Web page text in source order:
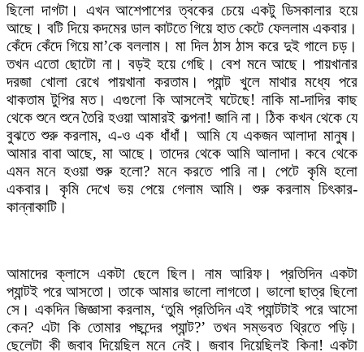
ছিলো দাগটা। এখন আশেপাশের ত্বকের চেয়ে একটু ডিসকালার হয়ে
আছে। বটি দিয়ে কদমের ডাল কাটতে গিয়ে হাত কেটে ফেললাম একবার।
কেঁদে কেঁদে গিয়ে মা’কে বললাম। মা দিল ঠাস ঠাস করে দুই গালে চড়।
তখন এতো ছোটো না। বড়ই হয়ে গেছি। বেশ মনে আছে। পায়খানার
দরজা খোলা রেখে পায়খানা করতাম। প্যান্ট খুলে মাথার মধ্যে পরে
থাকতাম টুপির মত। এগুলো কি আসলেই ঘটেছে! নাকি মা-দাদির কাছ
থেকে শুনে শুনে তৈরি হওয়া আমারই কল্পনা! জানি না। ঠিক কখন থেকে যে
বুঝতে শুরু করলাম, এ-ও এক ধাঁধাঁ। আমি যে একজন আলাদা মানুষ।
আমার বাবা আছে, মা আছে। তাদের থেকে আমি আলাদা। কবে থেকে
এমন মনে হওয়া শুরু হলো? মনে করতে পারি না। পেটে কৃমি হলো
একবার। কৃমি দেখে ভয় পেয়ে গেলাম আমি। শুরু করলাম চিৎকার-
কান্নাকাটি।
আমাদের ক্লাসে একটা ছেলে ছিল। নাম আরিফ। প্রতিদিন একটা
প্যান্টই পরে আসতো। তাকে আমার ভালো লাগতো। ভালো ছাত্র ছিলো
সে। একদিন জিজ্ঞাসা করলাম, ‘তুমি প্রতিদিন এই প্যান্টটাই পরে আসো
কেন? এটা কি তোমার পছন্দের প্যান্ট?’ তখন সম্ভবত থ্রিতে পড়ি।
ছেলেটা কী জবাব দিয়েছিল মনে নেই। জবাব দিয়েছিলই কিনা! একটা